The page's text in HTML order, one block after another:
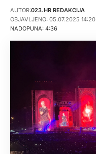
NADOPUNA: 4:36
AUTOR:023.HR REDAKCIJA
OBJAVLJENO: 05.07.2025 14:20